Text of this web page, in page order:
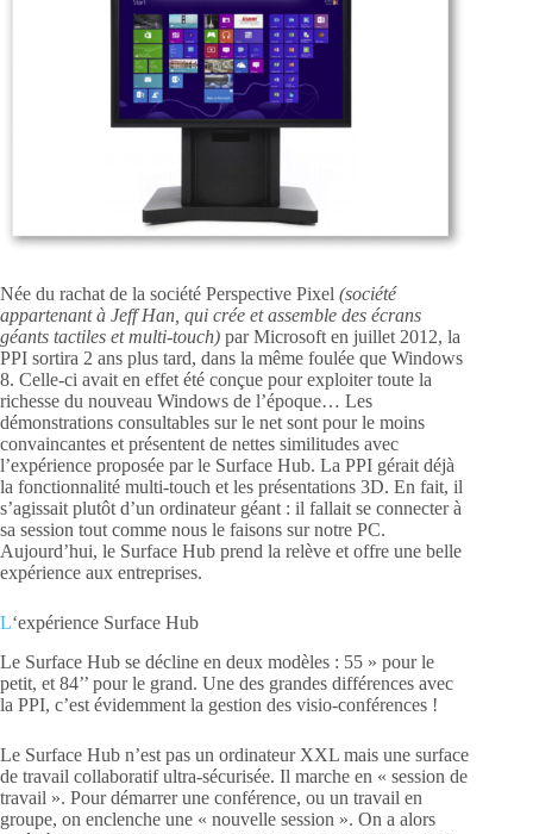
Née du rachat de la société Perspective Pixel (société
appartenant à Jeff Han, qui crée et assemble des écrans
géants tactiles et multi-touch) par Microsoft en juillet 2012, la
PPI sortira 2 ans plus tard, dans la même foulée que Windows
8. Celle-ci avait en effet été conçue pour exploiter toute la
richesse du nouveau Windows de l’époque… Les
démonstrations consultables sur le net sont pour le moins
convaincantes et présentent de nettes similitudes avec
l’expérience proposée par le Surface Hub. La PPI gérait déjà
la fonctionnalité multi-touch et les présentations 3D. En fait, il
s’agissait plutôt d’un ordinateur géant : il fallait se connecter à
sa session tout comme nous le faisons sur notre PC.
Aujourd’hui, le Surface Hub prend la relève et offre une belle
expérience aux entreprises.
L‘expérience Surface Hub
Le Surface Hub se décline en deux modèles : 55 » pour le
petit, et 84’’ pour le grand. Une des grandes différences avec
la PPI, c’est évidemment la gestion des visio-conférences !
Le Surface Hub n’est pas un ordinateur XXL mais une surface
de travail collaboratif ultra-sécurisée. Il marche en « session de
travail ». Pour démarrer une conférence, ou un travail en
groupe, on enclenche une « nouvelle session ». On a alors